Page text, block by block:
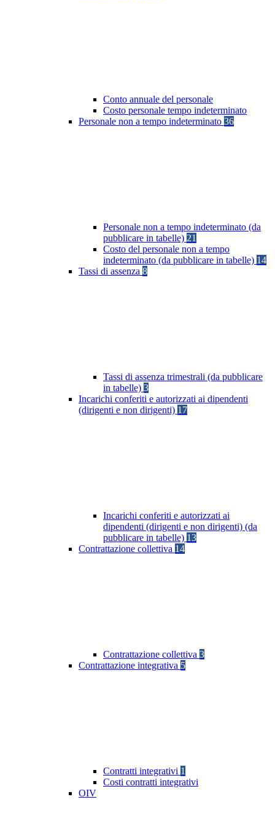
Conto annuale del personale
Costo personale tempo indeterminato
Personale non a tempo indeterminato 36
Personale non a tempo indeterminato (da
pubblicare in tabelle) 21
Costo del personale non a tempo
indeterminato (da pubblicare in tabelle) 14
Tassi di assenza 8
Tassi di assenza trimestrali (da pubblicare
in tabelle) 3
Incarichi conferiti e autorizzati ai dipendenti
(dirigenti e non dirigenti) 17
Incarichi conferiti e autorizzati ai
dipendenti (dirigenti e non dirigenti) (da
pubblicare in tabelle) 13
Contrattazione collettiva 14
Contrattazione collettiva 3
Contrattazione integrativa 5
Contratti integrativi 1
Costi contratti integrativi
OIV